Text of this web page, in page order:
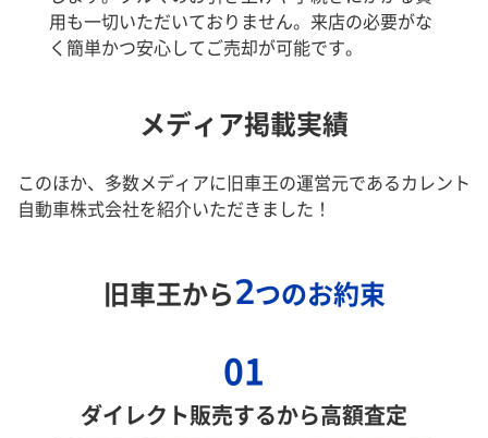
用も一切いただいておりません。来店の必要がな
く簡単かつ安心してご売却が可能です。
メディア掲載実績
このほか、多数メディアに旧車王の運営元であるカレント
自動車株式会社を紹介いただきました！
旧車王から2つのお約束
01
ダイレクト販売するから高額査定